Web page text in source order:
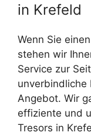
in Krefeld
Wenn Sie
stehen wir
Service zur
unverbindliche
Angebot. Wir
effiziente und
Tresors in